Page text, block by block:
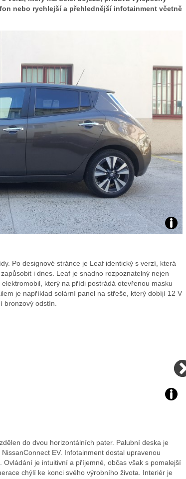
nebo rychlejší a přehlednější infotainment včetně
Zdroj:
Nissan
Po designové stránce je Leaf identický s verzí, která
i dnes. Leaf je snadno rozpoznatelný nejen
který na přídi postrádá otevřenou masku
je například solární panel na střeše, který dobíjí 12 V
bronzový odstín.
Zdroj:
Nissan
do dvou horizontálních pater. Palubní deska je
EV. Infotainment dostal upravenou
je intuitivní a příjemné, občas však s pomalejší
chýlí ke konci svého výrobního života. Interiér je